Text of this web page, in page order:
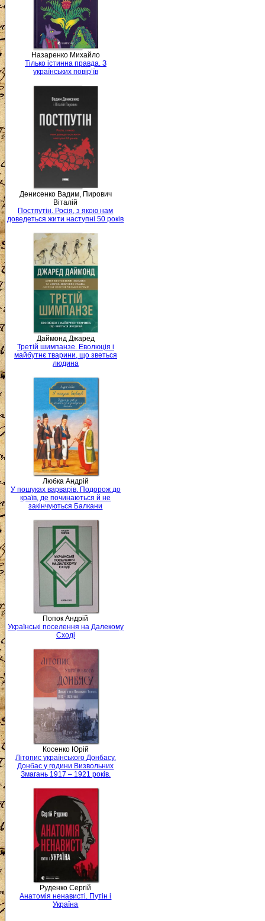
Назаренко Михайло
Тілько істинна правда. З
українських повір’їв
Денисенко Вадим, Пирович
Віталій
Постпутін. Росія, з якою нам
доведеться жити наступні 50 років
Даймонд Джаред
Третій шимпанзе. Еволюція і
майбутнє тварини, що зветься
людина
Любка Андрій
У пошуках варварів. Подорож до
країв, де починаються й не
закінчуються Балкани
Попок Андрій
Українські поселення на Далекому
Сході
Косенко Юрій
Літопис українського Донбасу.
Донбас у години Визвольних
Змагань 1917 – 1921 років.
Руденко Сергій
Анатомія ненависті. Путін і
Україна